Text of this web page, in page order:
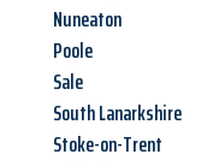
Nuneaton
Poole
Sale
South Lanarkshire
Stoke-on-Trent